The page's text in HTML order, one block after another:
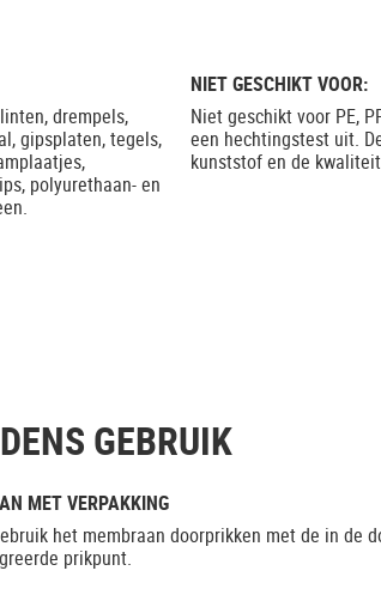
drempels,
gipsplaten, tegels,
polyurethaan- en
NIET GESCHIKT VOOR:
Niet geschikt voor PE,
een hechtingstest uit.
kunststof en de
GEBRUIK
MET VERPAKKING
het membraan doorprikken met de in de
prikpunt.